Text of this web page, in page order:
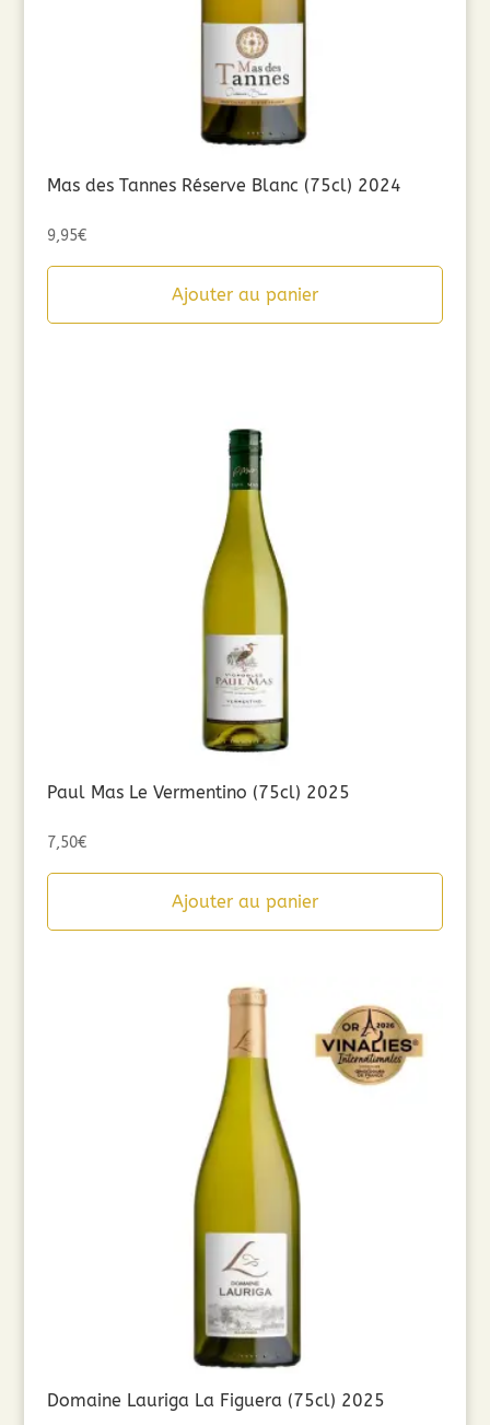
Mas des Tannes Réserve Blanc (75cl) 2024
9,95€
Ajouter au panier
Paul Mas Le Vermentino (75cl) 2025
7,50€
Ajouter au panier
Domaine Lauriga La Figuera (75cl) 2025